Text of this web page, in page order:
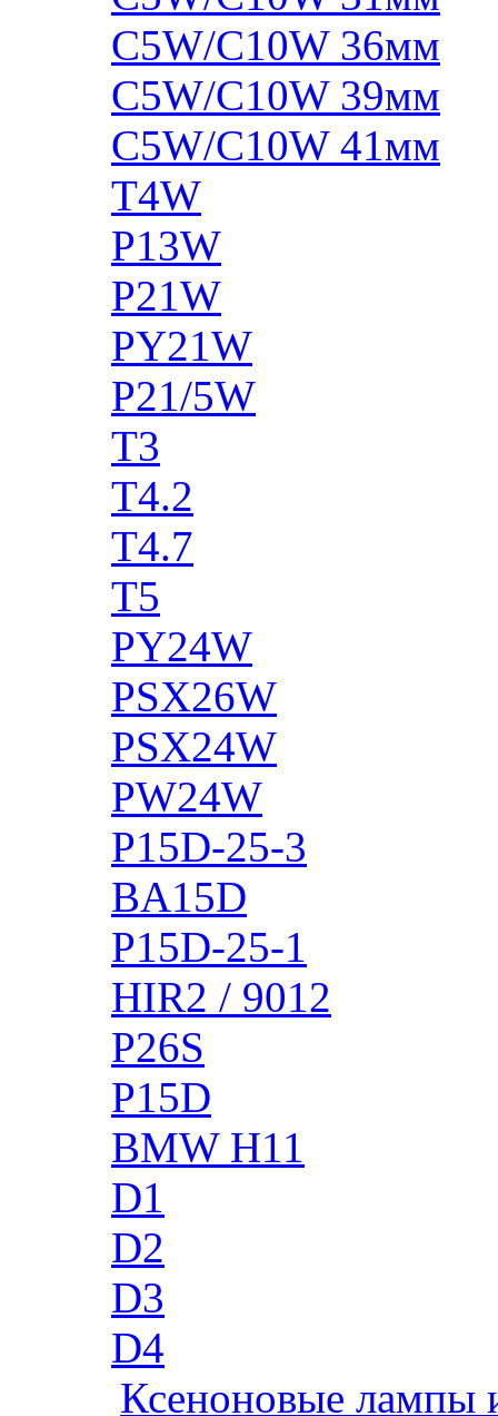
C5W/C10W 36мм
C5W/C10W 39мм
C5W/C10W 41мм
T4W
P13W
P21W
PY21W
P21/5W
T3
T4.2
T4.7
T5
PY24W
PSX26W
PSX24W
PW24W
P15D-25-3
BA15D
P15D-25-1
HIR2 / 9012
P26S
P15D
BMW H11
D1
D2
D3
D4
Ксеноновые лампы